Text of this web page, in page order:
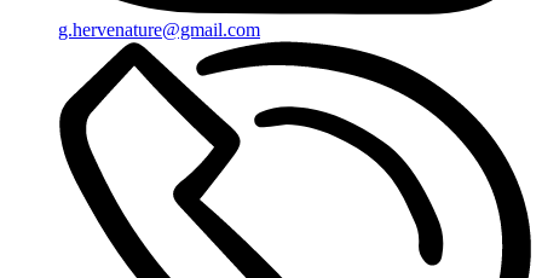
g.hervenature@gmail.com